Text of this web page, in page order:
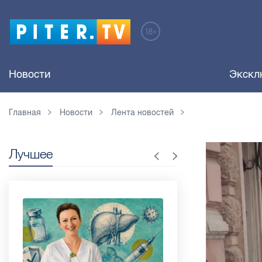
Новости
Главная Новости Лента новостей
Лучшее